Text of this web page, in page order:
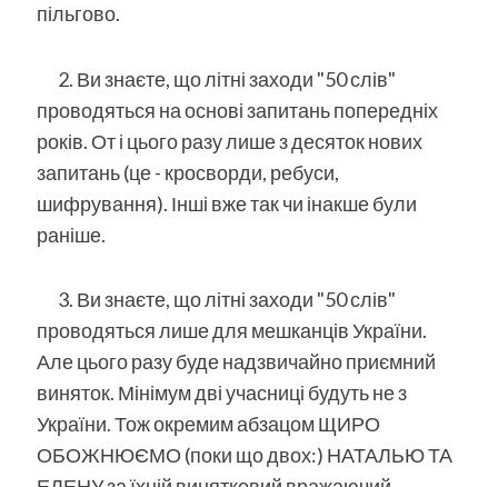
пільгово.
2. Ви знаєте, що літні заходи "50 слів"
проводяться на основі запитань попередніх
років. От і цього разу лише з десяток нових
запитань (це - кросворди, ребуси,
шифрування). Інші вже так чи інакше були
раніше.
3. Ви знаєте, що літні заходи "50 слів"
проводяться лише для мешканців України.
Але цього разу буде надзвичайно приємний
виняток. Мінімум дві учасниці будуть не з
України. Тож окремим абзацом ЩИРО
ОБОЖНЮЄМО (поки що двох:) НАТАЛЬЮ ТА